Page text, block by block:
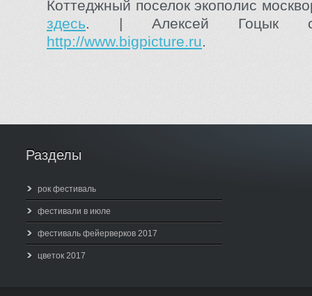
Коттеджный поселок экополис
здесь. | Алексей Гоцык
http://www.bigpicture.ru.
Разделы
рок фестиваль
фестивали в июле
фестиваль фейерверков 2017
цветок 2017